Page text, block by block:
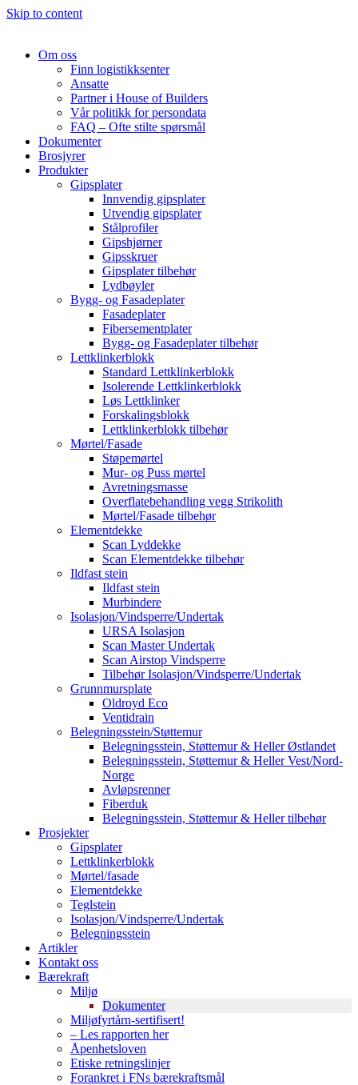
Skip to content
Om oss
Finn logistikksenter
Ansatte
Partner i House of Builders
Vår politikk for persondata
FAQ – Ofte stilte spørsmål
Dokumenter
Brosjyrer
Produkter
Gipsplater
Innvendig gipsplater
Utvendig gipsplater
Stålprofiler
Gipshjørner
Gipsskruer
Gipsplater tilbehør
Lydbøyler
Bygg- og Fasadeplater
Fasadeplater
Fibersementplater
Bygg- og Fasadeplater tilbehør
Lettklinkerblokk
Standard Lettklinkerblokk
Isolerende Lettklinkerblokk
Løs Lettklinker
Forskalingsblokk
Lettklinkerblokk tilbehør
Mørtel/Fasade
Støpemørtel
Mur- og Puss mørtel
Avretningsmasse
Overflatebehandling vegg Strikolith
Mørtel/Fasade tilbehør
Elementdekke
Scan Lyddekke
Scan Elementdekke tilbehør
Ildfast stein
Ildfast stein
Murbindere
Isolasjon/Vindsperre/Undertak
URSA Isolasjon
Scan Master Undertak
Scan Airstop Vindsperre
Tilbehør Isolasjon/Vindsperre/Undertak
Grunnmursplate
Oldroyd Eco
Ventidrain
Belegningsstein/Støttemur
Belegningsstein, Støttemur & Heller Østlandet
Belegningsstein, Støttemur & Heller Vest/Nord-
Norge
Avløpsrenner
Fiberduk
Belegningsstein, Støttemur & Heller tilbehør
Prosjekter
Gipsplater
Lettklinkerblokk
Mørtel/fasade
Elementdekke
Teglstein
Isolasjon/Vindsperre/Undertak
Belegningsstein
Artikler
Kontakt oss
Bærekraft
Miljø
Dokumenter
Miljøfyrtårn-sertifisert!
– Les rapporten her
Åpenhetsloven
Etiske retningslinjer
Forankret i FNs bærekraftsmål